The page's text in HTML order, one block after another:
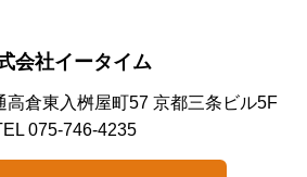
会社イータイム
高倉東入桝屋町57 京都三条ビル5F
075-746-4235